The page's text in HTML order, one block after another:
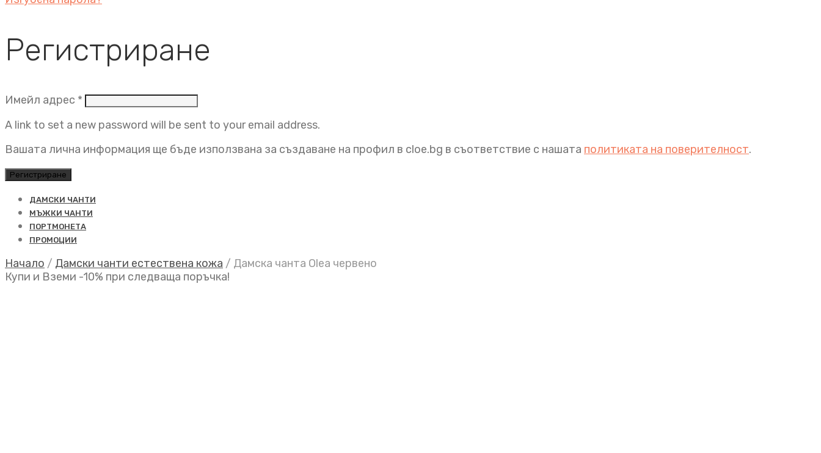
Регистриране
Имейл адрес * Задължително
A link to set a new password will be sent to your email address.
Вашата лична информация ще бъде използвана за създаване на профил в cloe.bg в съответствие с нашата политиката на поверителност.
Регистриране
ДАМСКИ ЧАНТИ
МЪЖКИ ЧАНТИ
ПОРТМОНЕТА
ПРОМОЦИИ
Начало / Дамски чанти естествена кожа / Дамска чанта Olea червено
Купи и Вземи -10% при следваща поръчка!